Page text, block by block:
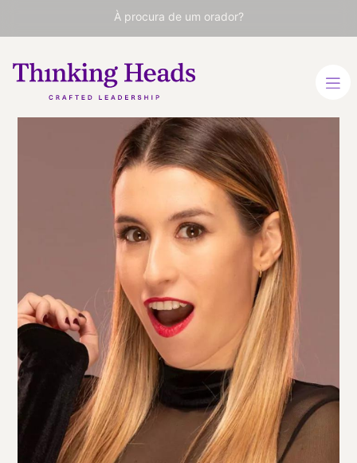
À procura de um orador?
Eva Soriano
Humorista e Apresentadora
ESPANHOL ESPANHOL
VER PERFIL
desde
ESPAÑA
MADRID